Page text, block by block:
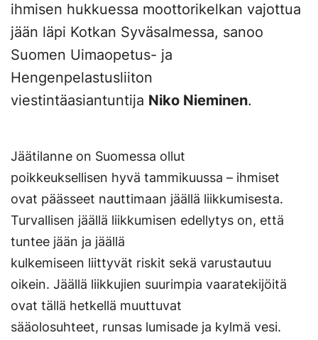
ihmisen hukkuessa moottorikelkan vajottua
jään läpi Kotkan Syväsalmessa, sanoo
Suomen Uimaopetus- ja
Hengenpelastusliiton
viestintäasiantuntija Niko Nieminen.
Jäätilanne on Suomessa ollut
poikkeuksellisen hyvä tammikuussa – ihmiset
ovat päässeet nauttimaan jäällä liikkumisesta.
Turvallisen jäällä liikkumisen edellytys on, että
tuntee jään ja jäällä
kulkemiseen liittyvät riskit sekä varustautuu
oikein. Jäällä liikkujien suurimpia vaaratekijöitä
ovat tällä hetkellä muuttuvat
sääolosuhteet, runsas lumisade ja kylmä vesi.